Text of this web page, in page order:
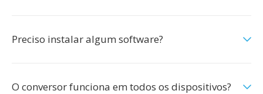
Preciso instalar algum software?
O conversor funciona em todos os dispositivos?